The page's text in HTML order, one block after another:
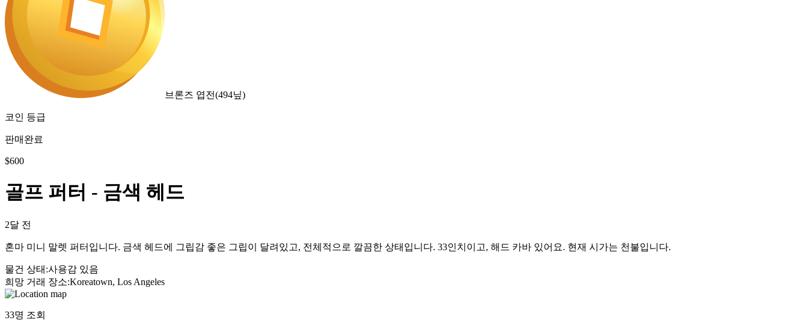
브론즈 엽전(494닢)
코인 등급
판매완료
$600
골프 퍼터 - 금색 헤드
2달 전
혼마 미니 말렛 퍼터입니다. 금색 헤드에 그립감 좋은 그립이 달려있고, 전체적으로 깔끔한 상태입니다. 33인치이고, 해드 카바 있어요. 현재 시가는 천불입니다.
물건 상태 :사용감 있음
희망 거래 장소:Koreatown, Los Angeles
33명 조회